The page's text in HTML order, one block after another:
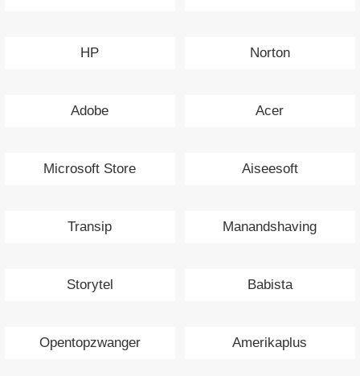
HP Norton
Adobe Acer
Microsoft Store Aiseesoft
Transip Manandshaving
Storytel Babista
Opentopzwanger Amerikaplus